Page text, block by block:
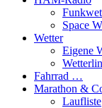
Space
Wetter
Eigene
Fahrrad …
Marathon &
Laufliste